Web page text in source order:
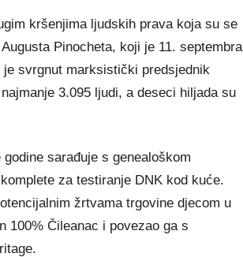
kršenjima ljudskih prava koja su se
Pinocheta, koji je 11. septembra
svrgnut marksistički predsjednik
3.095 ljudi, a deseci hiljada su
sarađuje s genealoškom
za testiranje DNK kod kuće.
žrtvama trgovine djecom u
100% Čileanac i povezao ga s